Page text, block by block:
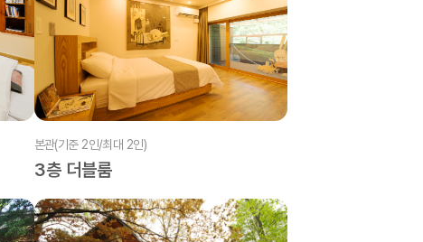
본관(기준 2인/최대 2인)
3층 더블룸